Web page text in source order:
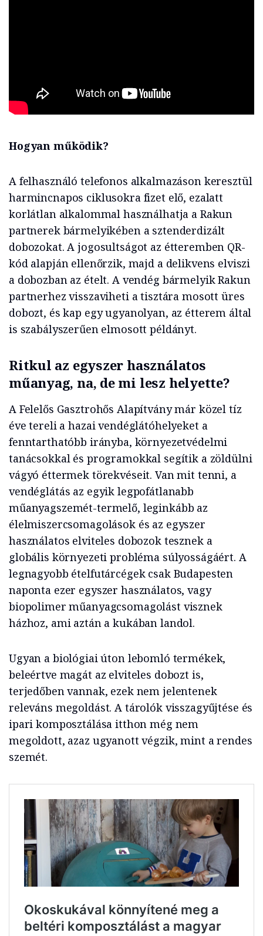
Hogyan működik?
A felhasználó telefonos alkalmazáson keresztül
harmincnapos ciklusokra fizet elő, ezalatt
korlátlan alkalommal használhatja a Rakun
partnerek bármelyikében a sztenderdizált
dobozokat. A jogosultságot az étteremben QR-
kód alapján ellenőrzik, majd a delikvens elviszi
a dobozban az ételt. A vendég bármelyik Rakun
partnerhez visszaviheti a tisztára mosott üres
dobozt, és kap egy ugyanolyan, az étterem által
is szabályszerűen elmosott példányt.
Ritkul az egyszer használatos
műanyag, na, de mi lesz helyette?
A Felelős Gasztrohős Alapítvány már közel tíz
éve tereli a hazai vendéglátóhelyeket a
fenntarthatóbb irányba, környezetvédelmi
tanácsokkal és programokkal segítik a zöldülni
vágyó éttermek törekvéseit. Van mit tenni, a
vendéglátás az egyik legpofátlanabb
műanyagszemét-termelő, leginkább az
élelmiszercsomagolások és az egyszer
használatos elviteles dobozok tesznek a
globális környezeti probléma súlyosságáért. A
legnagyobb ételfutárcégek csak Budapesten
naponta ezer egyszer használatos, vagy
biopolimer műanyagcsomagolást visznek
házhoz, ami aztán a kukában landol.
Ugyan a biológiai úton lebomló termékek,
beleértve magát az elviteles dobozt is,
terjedőben vannak, ezek nem jelentenek
releváns megoldást. A tárolók visszagyűjtése és
ipari komposztálása itthon még nem
megoldott, azaz ugyanott végzik, mint a rendes
szemét.